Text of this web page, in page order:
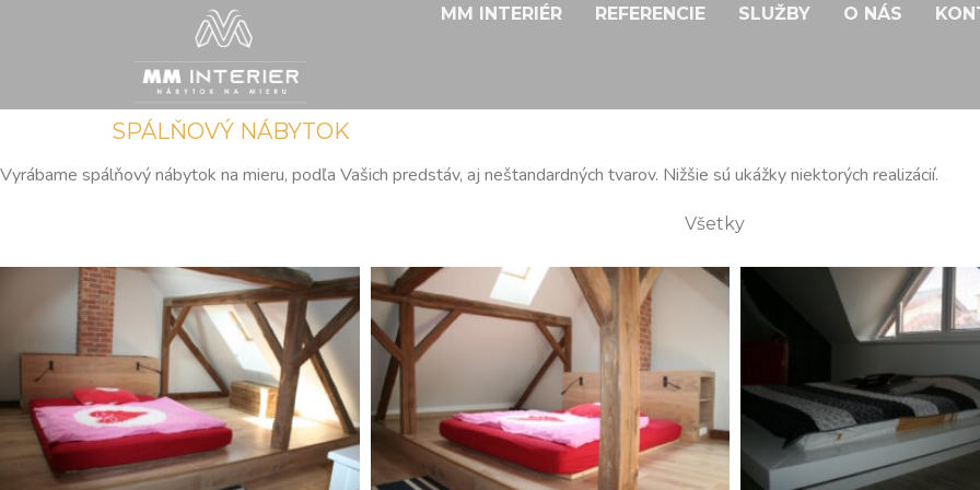
MM INTERIÉR REFERENCIE SLUŽBY O NÁS
SPÁLŇOVÝ NÁBYTOK
Vyrábame spálňový nábytok na mieru, podľa Vašich predstáv, aj neštandardných tvarov. Nižšie sú ukážky niektorých realizácií.
Všetky